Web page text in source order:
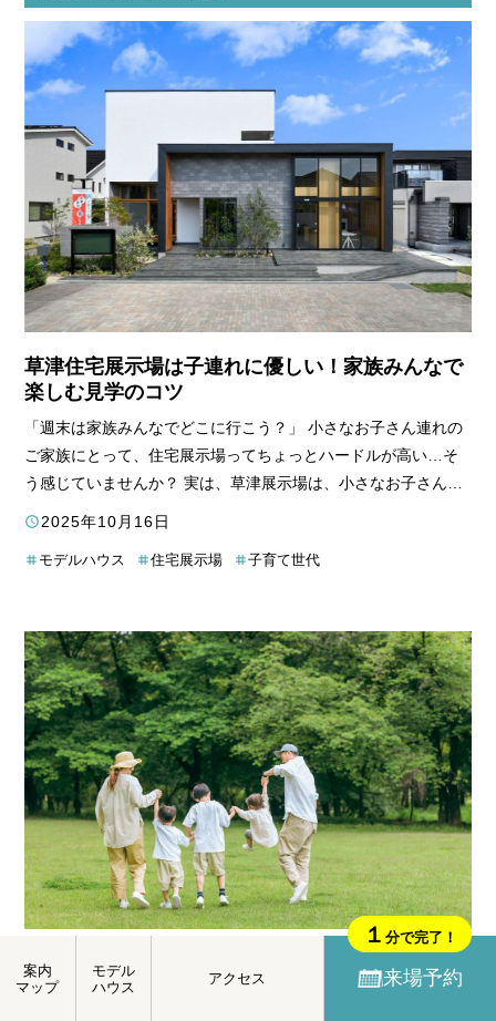
草津住宅展示場は子連れに優しい！家族みんなで
楽しむ見学のコツ
「週末は家族みんなでどこに行こう？」
小さなお子さん連れの
ご家族にとって、住宅展示場ってちょっとハードルが高い…そ
う感じていませんか？ 実は、草津展示場は、小さなお子さん連
れでも安心して楽しめる工夫が満載なんです！キッズスペース
備されているから、パパもママも安心。この記事では、実際に
たい情報から、おすすめのモデルハウスまで、草津展示場をも
っと楽しめる情報が満載です。この記事を読めば、あなたもき
っと「草津展示場、行ってみよう！」って思うはず！
2025年10月16日
モデルハウス 住宅展示場 子育て世代
草津市で子育て！自然の中で子どもを育む、ファ
ミリー移住のススメ
案内
マップ
モデル
ハウス
アクセス 来場予約
１ 分で完了！